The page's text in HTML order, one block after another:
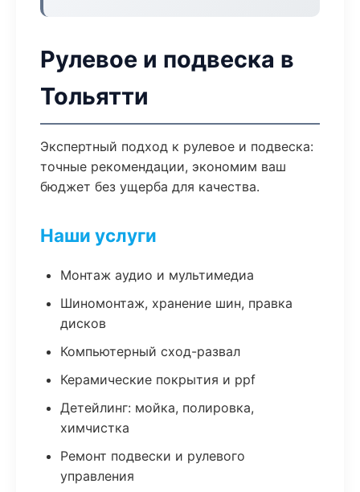
Рулевое и подвеска в
Тольятти
Экспертный подход к рулевое и подвеска:
точные рекомендации, экономим ваш
бюджет без ущерба для качества.
Наши услуги
Монтаж аудио и мультимедиа
Шиномонтаж, хранение шин, правка
дисков
Компьютерный сход-развал
Керамические покрытия и ppf
Детейлинг: мойка, полировка,
химчистка
Ремонт подвески и рулевого
управления